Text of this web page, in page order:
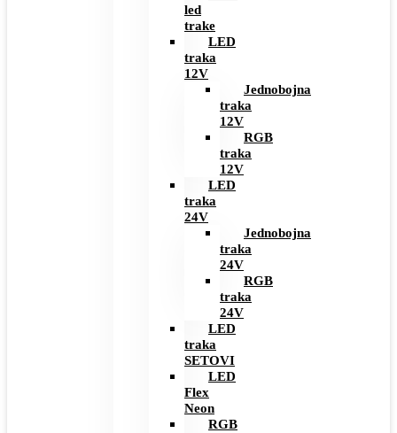
led
trake
LED
traka
12V
Jednobojna
traka
12V
RGB
traka
12V
LED
traka
24V
Jednobojna
traka
24V
RGB
traka
24V
LED
traka
SETOVI
LED
Flex
Neon
RGB